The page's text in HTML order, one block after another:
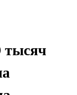
тысяч